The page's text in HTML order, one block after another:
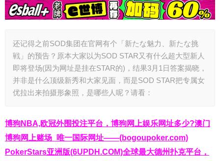
还记得之前SOD集团在官网有个「新たな魅力、新たな挑
戦」的预告？原本大家以为SOD STAR又有什么超大型新人
即将登场(因为网址是挂在STAR的)，结果3月1日答案揭晓，
并非是什么顶级新秀和大家见面，而是SOD STAR把专属女
优拉出来拍摄形象照，是哪些人呢？请看：
博狗NBA,欧冠外围投注平台，博狗网上娱乐网址多少?澳门
博狗网上赌场_唯一国际网址——(bogoupoker.com)
PokerStars亚洲版(6UPDH.COM)全球最大德州扑克平台，